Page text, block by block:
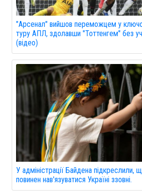
"Арсенал" вийшов переможцем у
туру АПЛ, здолавши "Тоттенгем" без
(відео)
У адміністрації Байдена підкреслили,
повинен нав'язуватися Україні ззовні.